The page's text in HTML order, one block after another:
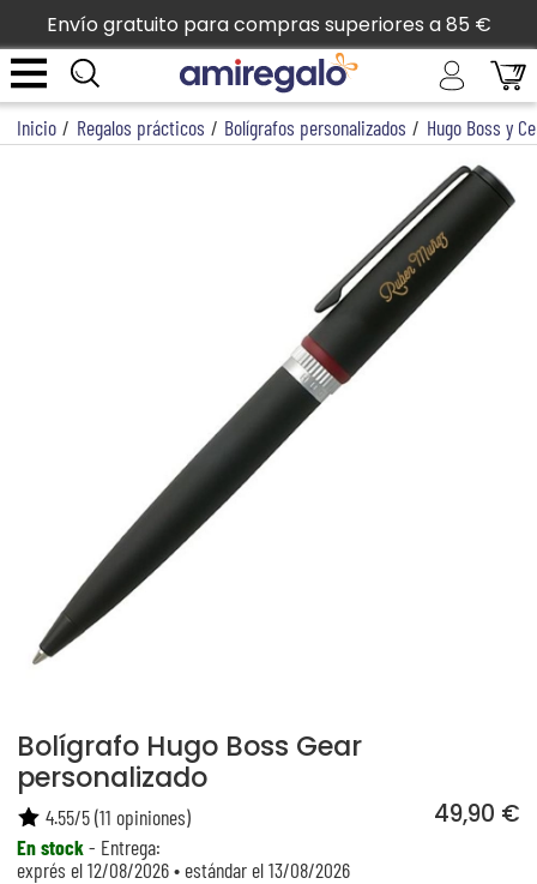
Envío gratuito para compras superiores a 85 €
Inicio / Regalos prácticos / Bolígrafos personalizados / Hugo Boss y
Bolígrafo Hugo Boss Gear
personalizado
49,90 €
En stock- Entrega:
exprés el 12/08/2026 • estándar el 13/08/2026
4.55/5(11 opiniones)